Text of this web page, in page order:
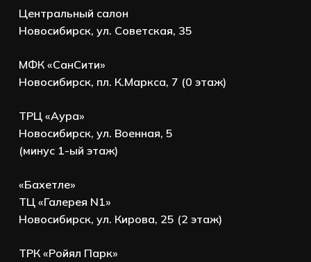
Центральный салон
Новосибирск, ул. Советская, 35
МФК «СанСити»
Новосибирск, пл. К.Маркса, 7 (0 этаж)
ТРЦ «Аура»
Новосибирск, ул. Военная, 5
(минус 1-ый этаж)
«Бахетле»
ТЦ «Галерея N1»
Новосибирск, ул. Кирова, 25 (2 этаж)
ТРК «Ройял Парк»